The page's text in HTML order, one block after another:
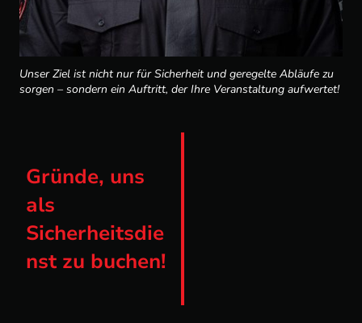
Unser Ziel ist nicht nur für Sicherheit und geregelte Abläufe zu
sorgen – sondern ein Auftritt, der Ihre Veranstaltung aufwertet!
Gründe, uns
als
Sicherheitsdie
nst zu buchen!